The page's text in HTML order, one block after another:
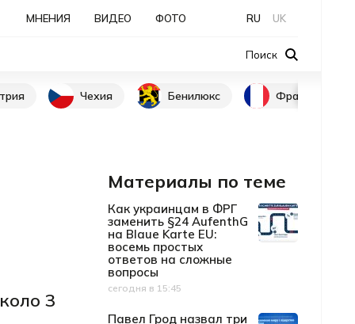
МНЕНИЯ ВИДЕО ФОТО RU UK
Поиск
Чехия Бенилюкс Франция
3
Материалы по теме
Как украинцам в ФРГ
заменить §24 AufenthG
на Blaue Karte EU:
восемь простых
ответов на сложные
вопросы
Дата публикации
сегодня в 15:45
Павел Грод назвал три